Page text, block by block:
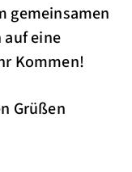
gemeinsamen
auf eine
Kommen!
Grüßen